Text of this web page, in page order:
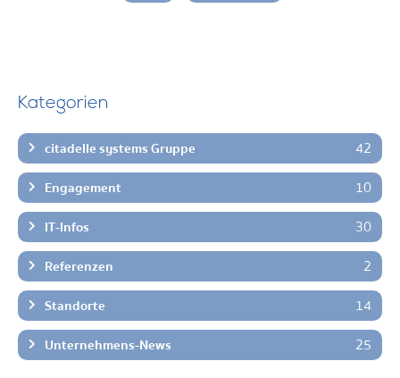
Kategorien
citadelle systems Gruppe 42
Engagement 10
IT-Infos 30
Referenzen 2
Standorte 14
Unternehmens-News 25